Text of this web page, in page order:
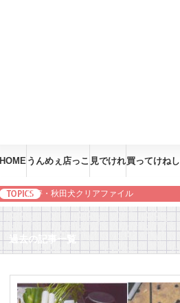
HOME うんめぇ店っこ 見でけれ買ってけね
好評・秋田犬クリアファイル
過去の記事一覧